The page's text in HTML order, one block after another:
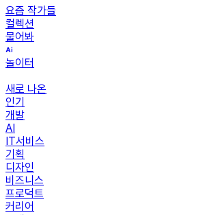
요즘 작가들
컬렉션
물어봐
놀이터
새로 나온
인기
개발
AI
IT서비스
기획
디자인
비즈니스
프로덕트
커리어